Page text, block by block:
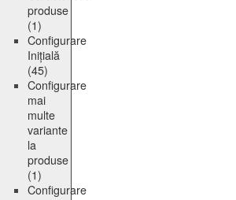
produse
(1)
Configurare
Inițială
(45)
Configurare
mai
multe
variante
la
produse
(1)
Configurare